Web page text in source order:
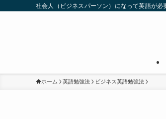
社会人（ビジネスパーソン）になって英語が
ホーム 英語勉強法 ビジネス英語勉強法